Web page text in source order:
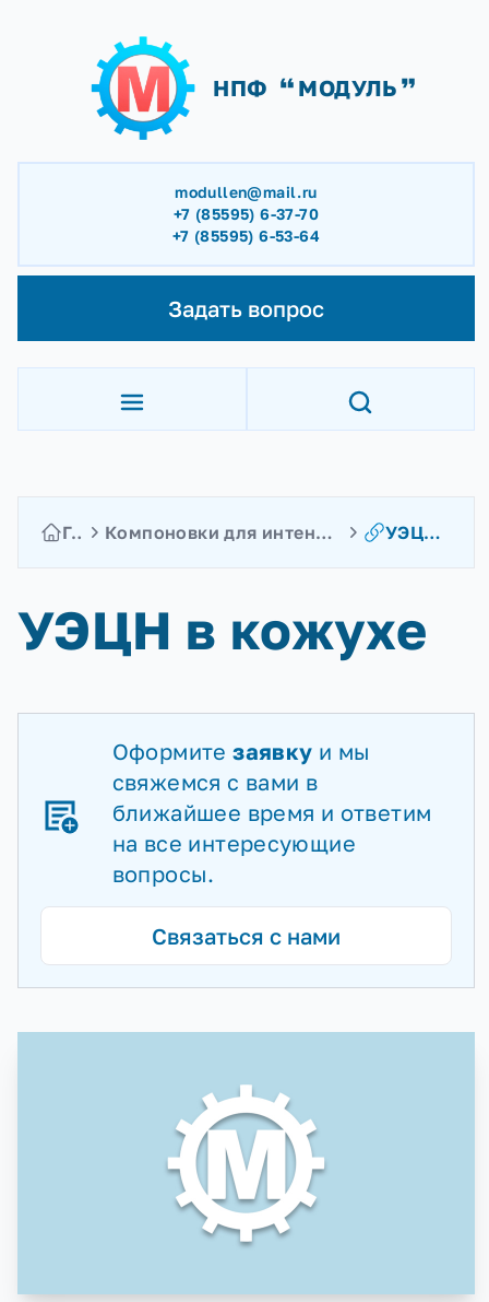
НПФ МОДУЛЬ
modullen@mail.ru
+7 (85595) 6-37-70
+7 (85595) 6-53-64
Задать вопрос
Главная Компоновки для интенсификации добычи нефти УЭЦН в кожухе
УЭЦН в кожухе
Оформитезаявку и мы
свяжемся с вами в
ближайшее время и ответим
на все интересующие
вопросы.
Связаться с нами